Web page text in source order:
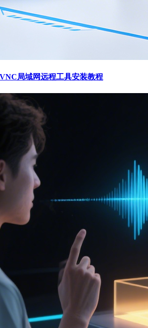
VNC局域网远程工具安装教程